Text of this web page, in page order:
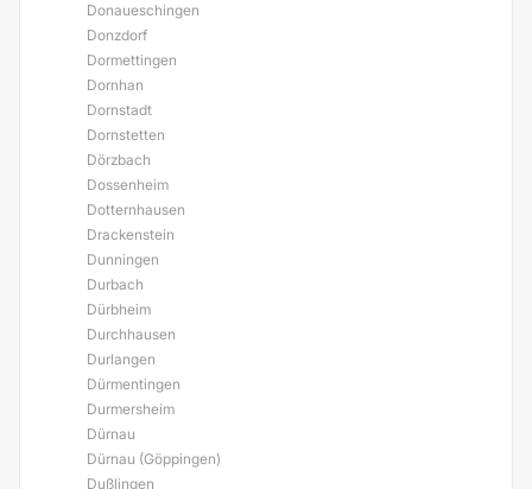
Donaueschingen
Donzdorf
Dormettingen
Dornhan
Dornstadt
Dornstetten
Dörzbach
Dossenheim
Dotternhausen
Drackenstein
Dunningen
Durbach
Dürbheim
Durchhausen
Durlangen
Dürmentingen
Durmersheim
Dürnau
Dürnau (Göppingen)
Dußlingen